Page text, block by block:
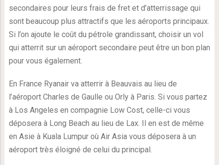
secondaires pour leurs frais de fret et d’atterrissage qui
sont beaucoup plus attractifs que les aéroports principaux.
Si l’on ajoute le coût du pétrole grandissant, choisir un vol
qui atterrit sur un aéroport secondaire peut être un bon plan
pour vous également.
En France Ryanair va atterrir à Beauvais au lieu de
l’aéroport Charles de Gaulle ou Orly à Paris. Si vous partez
à Los Angeles en compagnie Low Cost, celle-ci vous
déposera à Long Beach au lieu de Lax. Il en est de même
en Asie à Kuala Lumpur où Air Asia vous déposera à un
aéroport très éloigné de celui du principal.